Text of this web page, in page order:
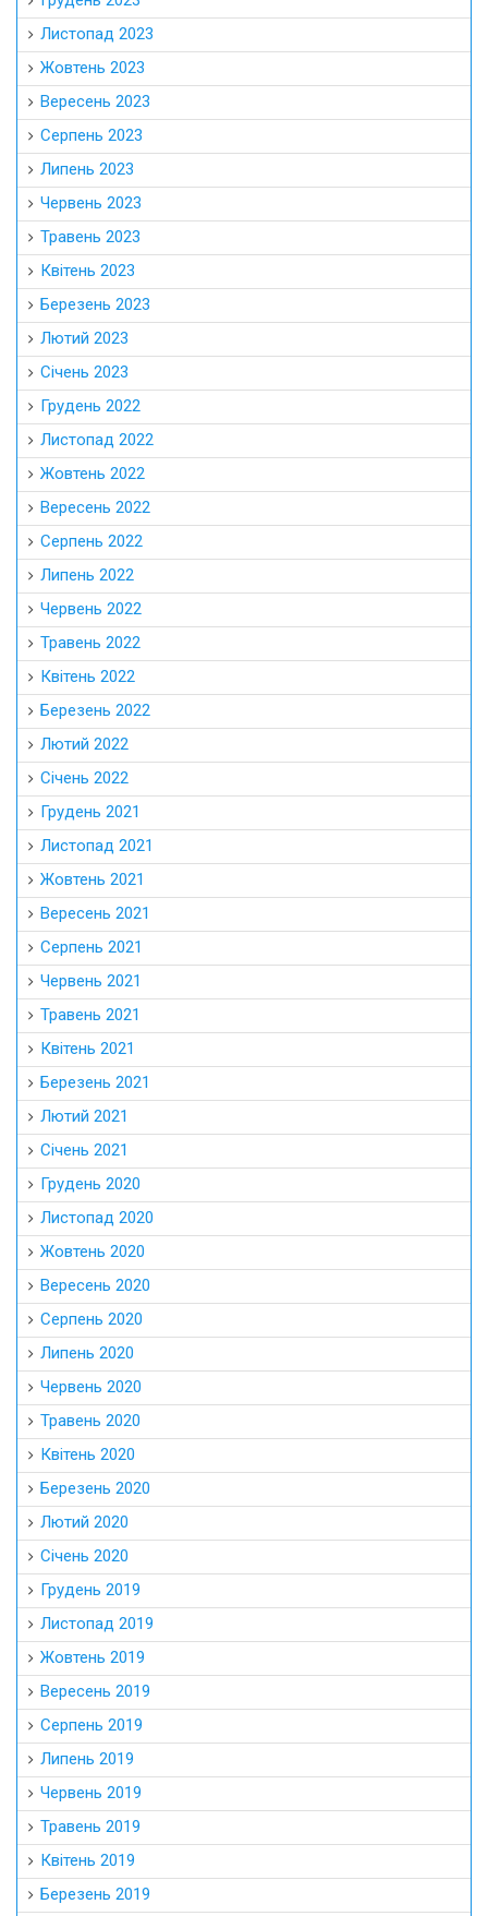
Листопад 2023
Жовтень 2023
Вересень 2023
Серпень 2023
Липень 2023
Червень 2023
Травень 2023
Квітень 2023
Березень 2023
Лютий 2023
Січень 2023
Грудень 2022
Листопад 2022
Жовтень 2022
Вересень 2022
Серпень 2022
Липень 2022
Червень 2022
Травень 2022
Квітень 2022
Березень 2022
Лютий 2022
Січень 2022
Грудень 2021
Листопад 2021
Жовтень 2021
Вересень 2021
Серпень 2021
Червень 2021
Травень 2021
Квітень 2021
Березень 2021
Лютий 2021
Січень 2021
Грудень 2020
Листопад 2020
Жовтень 2020
Вересень 2020
Серпень 2020
Липень 2020
Червень 2020
Травень 2020
Квітень 2020
Березень 2020
Лютий 2020
Січень 2020
Грудень 2019
Листопад 2019
Жовтень 2019
Вересень 2019
Серпень 2019
Липень 2019
Червень 2019
Травень 2019
Квітень 2019
Березень 2019